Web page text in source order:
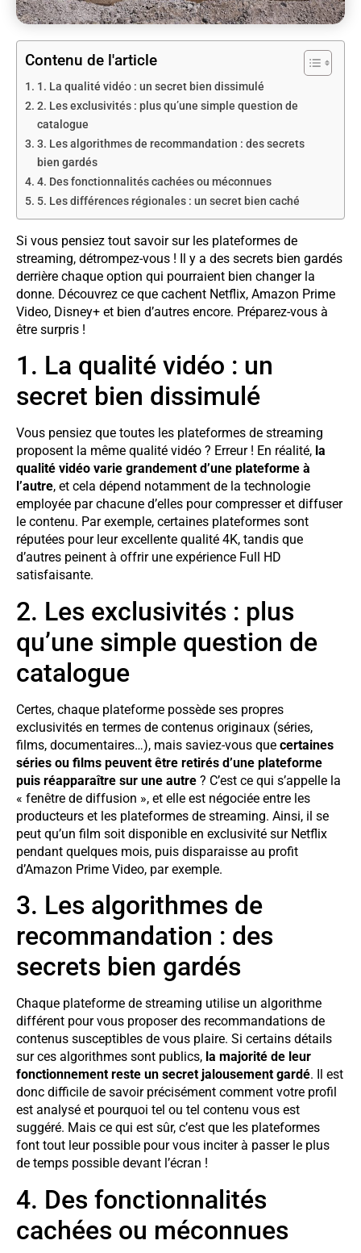
Contenu de l'article
1. La qualité vidéo : un secret bien dissimulé
2. Les exclusivités : plus qu’une simple question de
catalogue
3. Les algorithmes de recommandation : des secrets
bien gardés
4. Des fonctionnalités cachées ou méconnues
5. Les différences régionales : un secret bien caché
Si vous pensiez tout savoir sur les plateformes de
streaming, détrompez-vous ! Il y a des secrets bien gardés
derrière chaque option qui pourraient bien changer la
donne. Découvrez ce que cachent Netflix, Amazon Prime
Video, Disney+ et bien d’autres encore. Préparez-vous à
être surpris !
1. La qualité vidéo : un
secret bien dissimulé
Vous pensiez que toutes les plateformes de streaming
proposent la même qualité vidéo ? Erreur ! En réalité, la
qualité vidéo varie grandement d’une plateforme à
l’autre, et cela dépend notamment de la technologie
employée par chacune d’elles pour compresser et diffuser
le contenu. Par exemple, certaines plateformes sont
réputées pour leur excellente qualité 4K, tandis que
d’autres peinent à offrir une expérience Full HD
satisfaisante.
2. Les exclusivités : plus
qu’une simple question de
catalogue
Certes, chaque plateforme possède ses propres
exclusivités en termes de contenus originaux (séries,
films, documentaires…), mais saviez-vous que certaines
séries ou films peuvent être retirés d’une plateforme
puis réapparaître sur une autre ? C’est ce qui s’appelle la
« fenêtre de diffusion », et elle est négociée entre les
producteurs et les plateformes de streaming. Ainsi, il se
peut qu’un film soit disponible en exclusivité sur Netflix
pendant quelques mois, puis disparaisse au profit
d’Amazon Prime Video, par exemple.
3. Les algorithmes de
recommandation : des
secrets bien gardés
Chaque plateforme de streaming utilise un algorithme
différent pour vous proposer des recommandations de
contenus susceptibles de vous plaire. Si certains détails
sur ces algorithmes sont publics, la majorité de leur
fonctionnement reste un secret jalousement gardé. Il est
donc difficile de savoir précisément comment votre profil
est analysé et pourquoi tel ou tel contenu vous est
suggéré. Mais ce qui est sûr, c’est que les plateformes
font tout leur possible pour vous inciter à passer le plus
de temps possible devant l’écran !
4. Des fonctionnalités
cachées ou méconnues